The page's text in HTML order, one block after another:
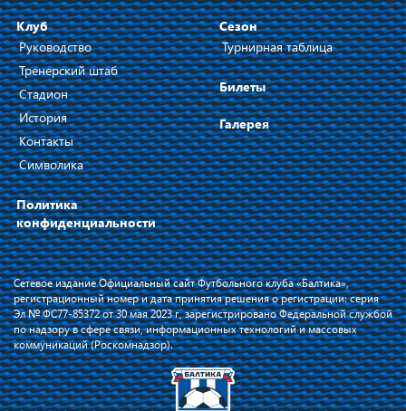
Клуб
Руководство
Тренерский штаб
Стадион
История
Контакты
Символика
Политика
конфиденциальности
Сезон
Турнирная таблица
Билеты
Галерея
Сетевое издание Официальный сайт Футбольного клуба «Балтика»,
регистрационный номер и дата принятия решения о регистрации: серия
Эл № ФС77-85372 от 30 мая 2023 г, зарегистрировано Федеральной службой
по надзору в сфере связи, информационных технологий и массовых
коммуникаций (Роскомнадзор).